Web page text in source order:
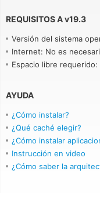
REQUISITOS Av19.3
Versión del sistema
Internet: No es
Espacio libre requerido:
AYUDA
¿Cómo instalar?
¿Qué caché elegir?
¿Cómo instalar
Instrucción en video
¿Cómo saber la